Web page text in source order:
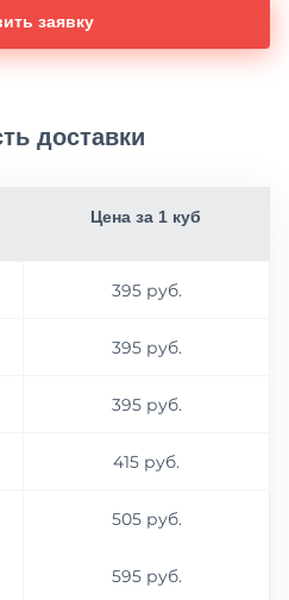
заявку
доставки
Цена за 1 куб
395 руб.
395 руб.
395 руб.
415 руб.
505 руб.
595 руб.